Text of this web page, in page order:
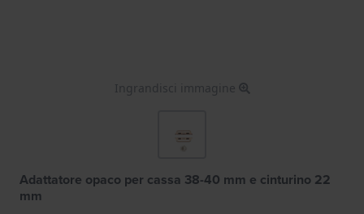
Ingrandisci immagine
Adattatore opaco per cassa 38-40 mm e cinturino 22
mm